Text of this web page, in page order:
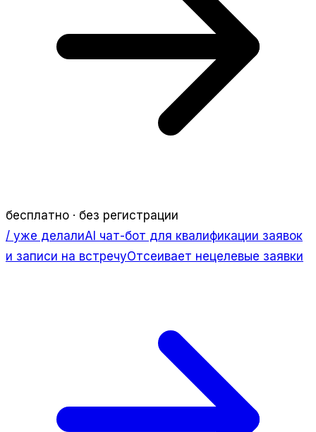
бесплатно · без регистрации
/ уже делалиAI чат-бот для квалификации заявок
и записи на встречуОтсеивает нецелевые заявки